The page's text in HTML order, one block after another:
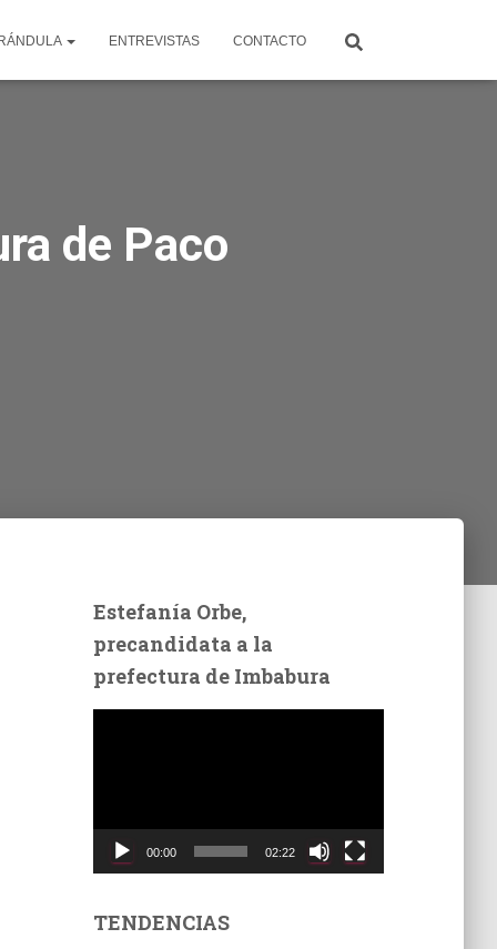
ENTREVISTAS CONTACTO
de Paco
Estefanía Orbe,
precandidata a la
prefectura de Imbabura
t
00:00 02:22
TENDENCIAS